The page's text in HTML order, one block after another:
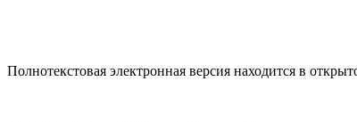
Полнотекстовая электронная версия находится в